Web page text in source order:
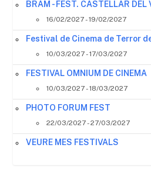
BRAM - FEST. CASTELLAR DEL
16/02/2027 - 19/02/2027
Festival de Cinema de Terror
10/03/2027 - 17/03/2027
FESTIVAL OMNIUM DE CINEMA
10/03/2027 - 18/03/2027
PHOTO FORUM FEST
22/03/2027 - 27/03/2027
VEURE MES FESTIVALS